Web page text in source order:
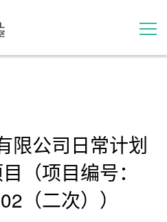
限公司日常计划
（项目编号：
（二次））